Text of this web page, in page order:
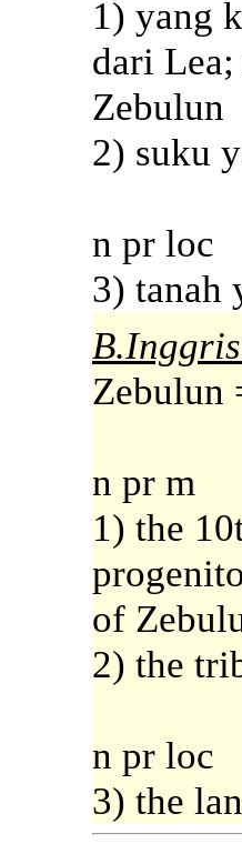
1) yang
dari
Zebulun
2) suku
n pr loc
3) tanah
Zebulun
n pr m
1) the
of
2) the
n pr loc
3) the